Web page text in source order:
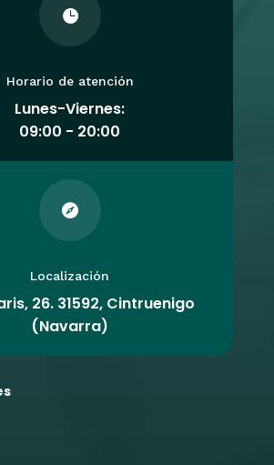

Horario de atención
Lunes-Viernes:
09:00 - 20:00

Localización
26. 31592, Cintruenigo
(Navarra)